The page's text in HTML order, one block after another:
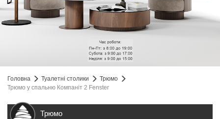
Головна Туалетні столики
Трюмо
Трюмо у спальню Компаніт 2 Fenster
Трюмо